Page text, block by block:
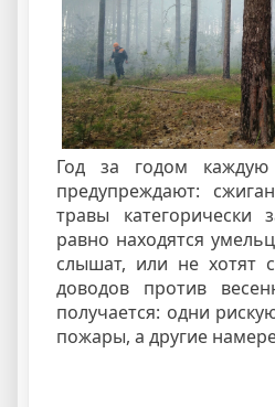
Год за годом
предупреждают:
травы
равно находятся
слышат, или не хотят
доводов против
получается: одни
пожары, а другие